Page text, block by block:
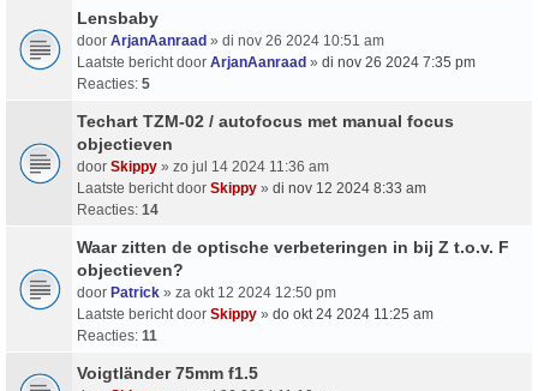
Lensbaby
door ArjanAanraad » di nov 26 2024 10:51 am
Laatste bericht door ArjanAanraad » di nov 26 2024 7:35 pm
Reacties: 5
Techart TZM-02 / autofocus met manual focus
objectieven
door Skippy » zo jul 14 2024 11:36 am
Laatste bericht door Skippy » di nov 12 2024 8:33 am
Reacties: 14
Waar zitten de optische verbeteringen in bij Z t.o.v. F
objectieven?
door Patrick » za okt 12 2024 12:50 pm
Laatste bericht door Skippy » do okt 24 2024 11:25 am
Reacties: 11
Voigtländer 75mm f1.5